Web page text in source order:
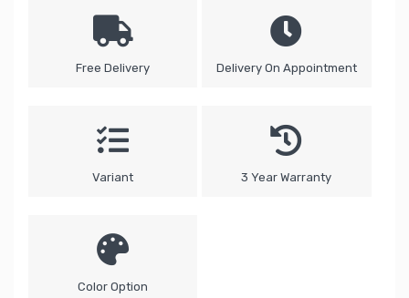
Free Delivery Delivery On Appointment
Variant 3 Year Warranty
Color Option